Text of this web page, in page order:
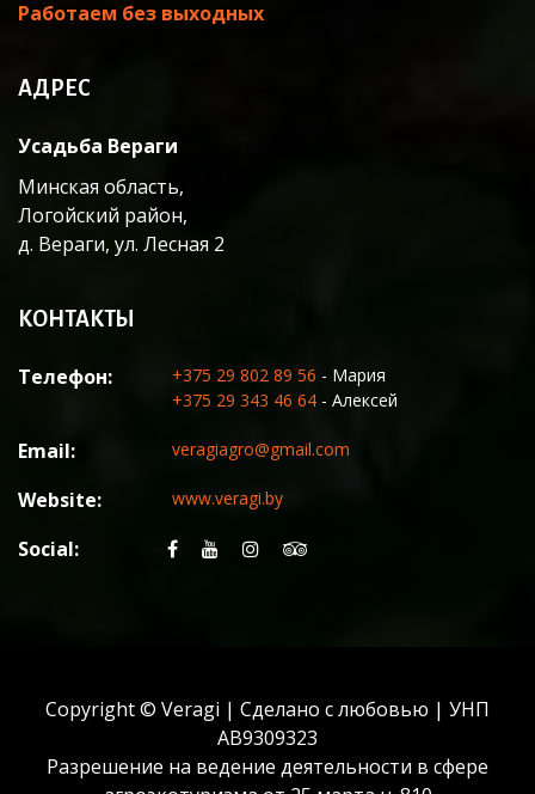
Работаем без выходных
АДРЕС
Усадьба Вераги
Минская область,
Логойский район,
д. Вераги, ул. Лесная 2
КОНТАКТЫ
Телефон: +375 29 802 89 56 - Мария
+375 29 343 46 64 - Алексей
Email: veragiagro@gmail.com
Website: www.veragi.by
Social:
Copyright © Veragi | Сделано с любовью | УНП
AB9309323
Разрешение на ведение деятельности в сфере